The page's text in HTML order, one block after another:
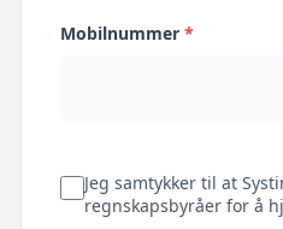
Mobilnummer *
Jeg samtykker til at
regnskapsbyråer for å